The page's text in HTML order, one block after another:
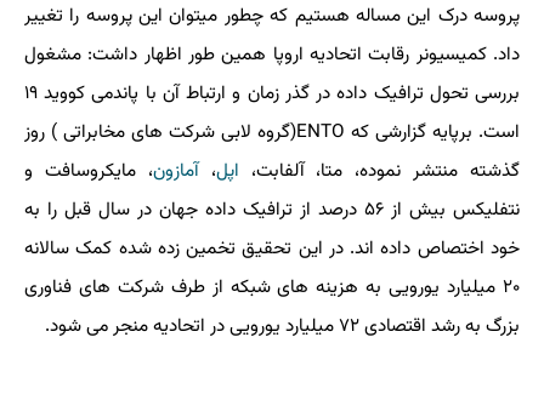
پروسه درک این مساله هستیم که چطور میتوان این پروسه را تغییر
داد. کمیسیونر رقابت اتحادیه اروپا همین طور اظهار داشت: مشغول
بررسی تحول ترافیک داده در گذر زمان و ارتباط آن با پاندمی کووید ۱۹
است. برپایه گزارشی که ENTO(گروه لابی شرکت های مخابراتی ) روز
گذشته منتشر نموده، متا، آلفابت، اپل،آمازون، مایکروسافت و
نتفلیکس بیش از ۵۶ درصد از ترافیک داده جهان در سال قبل را به
خود اختصاص داده اند. در این تحقیق تخمین زده شده کمک سالانه
۲۰ میلیارد یورویی به هزینه های شبکه از طرف شرکت های فناوری
بزرگ به رشد اقتصادی ۷۲ میلیارد یورویی در اتحادیه منجر می شود.